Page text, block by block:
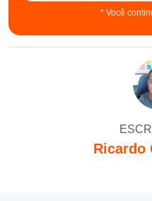
* Você
Ricardo